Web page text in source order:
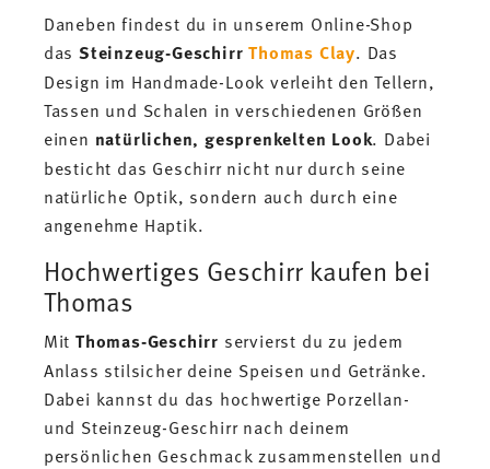
Daneben findest du in unserem Online-Shop
dasSteinzeug-GeschirrThomas Clay. Das
Design im Handmade-Look verleiht den Tellern,
Tassen und Schalen in verschiedenen Größen
einen natürlichen, gesprenkelten Look. Dabei
besticht das Geschirr nicht nur durch seine
natürliche Optik, sondern auch durch eine
angenehme Haptik.
Hochwertiges Geschirr kaufen bei
Thomas
MitThomas-Geschirr servierst du zu jedem
Anlass stilsicher deine Speisen und Getränke.
Dabei kannst du das hochwertige Porzellan-
und Steinzeug-Geschirr nach deinem
persönlichen Geschmack zusammenstellen und